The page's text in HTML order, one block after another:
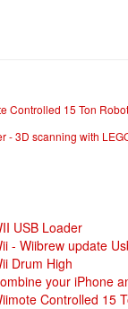
Controlled 15 Ton
- 3D scanning with
USB Loader
- Wiibrew update
Drum High
your iPhone
Controlled 15